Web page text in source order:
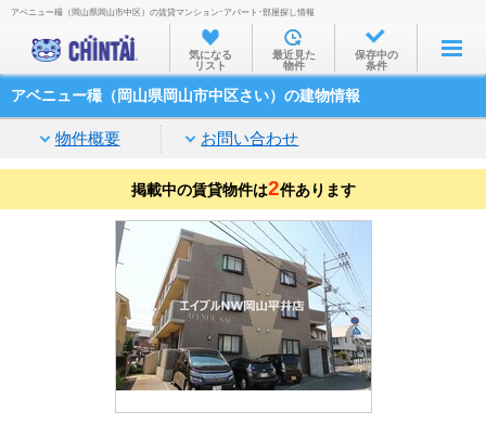
お部屋を探す
沿線・駅から
住所から
家賃相場から
通勤通学時間から
物件特集から
不動産会社から
TOP
アベニュー穝（岡山県岡山市中区）の賃貸マンション･アパート･部屋探し情報
気になる
リスト
最近見た
物件
保存中の
条件
アベニュー穝（岡山県岡山市中区さい）の建物情報
物件概要 お問い合わせ
掲載中の賃貸物件は2件あります